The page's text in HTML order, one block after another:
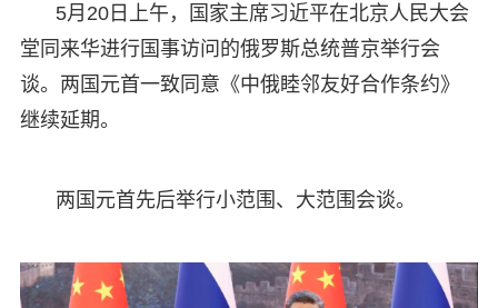
5月20日上午，国家主席习近平在北京人民大会
堂同来华进行国事访问的俄罗斯总统普京举行会
谈。两国元首一致同意《中俄睦邻友好合作条约》
继续延期。
两国元首先后举行小范围、大范围会谈。